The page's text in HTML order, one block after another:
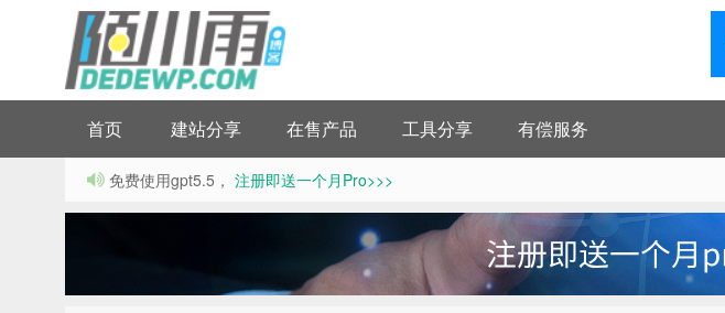
首页 建站分享 在售产品 工具分享 有偿服务
免费使用gpt5.5， 注册即送一个月Pro>>>